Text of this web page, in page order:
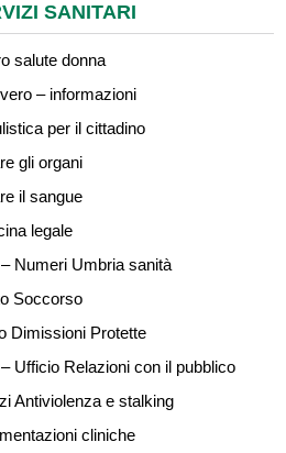
SANITARI
salute donna
– informazioni
per il cittadino
gli organi
il sangue
legale
Numeri Umbria sanità
Soccorso
Dimissioni Protette
Ufficio Relazioni con il pubblico
Antiviolenza e stalking
cliniche